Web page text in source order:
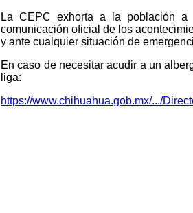
La CEPC exhorta a la población a
comunicación oficial de los
y ante cualquier situación de
En caso de necesitar acudir a un
liga:
https://www.chihuahua.gob.mx/.../